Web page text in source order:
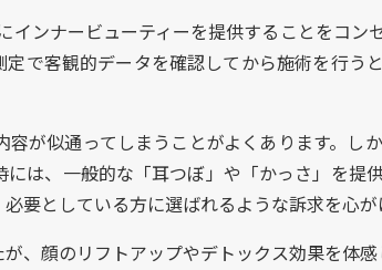
ンナービューティーを提供することをコン
で客観的データを確認してから施術を行う
が似通ってしまうことがよくあります。し
は、一般的な「耳つぼ」や「かっさ」を提
要としている方に選ばれるような訴求を心
、顔のリフトアップやデトックス効果を体